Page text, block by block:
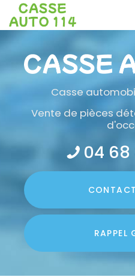
Aller
contenu
Casse
Vente de pièces
04 68
RAPPEL